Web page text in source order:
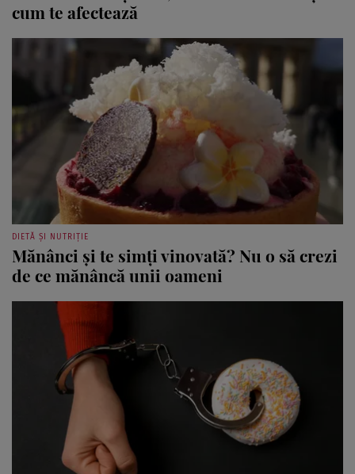
cum te afectează
DIETĂ ȘI NUTRIȚIE
Mănânci și te simți vinovată? Nu o să crezi
de ce mănâncă unii oameni